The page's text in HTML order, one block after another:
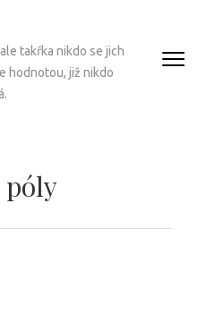
takřka nikdo se jich
hodnotou, již nikdo
póly